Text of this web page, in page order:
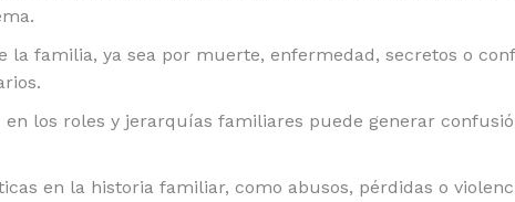
la familia, ya sea por muerte, enfermedad, secretos o
los roles y jerarquías familiares puede generar
en la historia familiar, como abusos, pérdidas o